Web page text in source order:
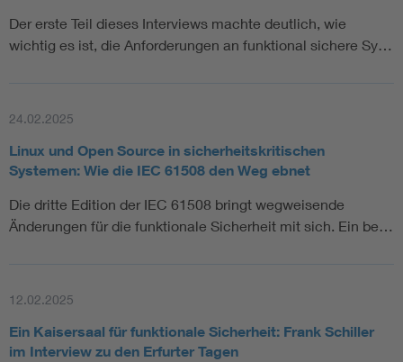
Der erste Teil dieses Interviews machte deutlich, wie
wichtig es ist, die Anforderungen an funktional sichere Sy…
24.02.2025
Linux und Open Source in sicherheitskritischen
Systemen: Wie die IEC 61508 den Weg ebnet
Die dritte Edition der IEC 61508 bringt wegweisende
Änderungen für die funktionale Sicherheit mit sich. Ein be…
12.02.2025
Ein Kaisersaal für funktionale Sicherheit: Frank Schiller
im Interview zu den Erfurter Tagen